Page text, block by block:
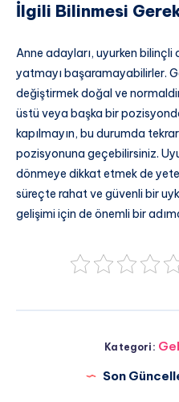
İlgili Bilinmesi
Anne adayları, uyurken
yatmayı başaramayabilirler.
değiştirmek doğal ve
üstü veya başka bir
kapılmayın, bu durumda
pozisyonuna geçebilirsiniz.
dönmeye dikkat etmek de
süreçte rahat ve güvenli bir
gelişimi için de önemli bir
Kategori:
Son